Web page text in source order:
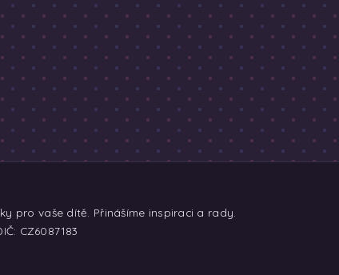
pro vaše dítě. Přinášíme inspiraci a rady.
CZ6087183